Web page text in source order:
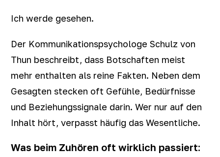
Ich werde gesehen.
Der Kommunikationspsychologe Schulz von
Thun beschreibt, dass Botschaften meist
mehr enthalten als reine Fakten. Neben dem
Gesagten stecken oft Gefühle, Bedürfnisse
und Beziehungssignale darin. Wer nur auf den
Inhalt hört, verpasst häufig das Wesentliche.
Was beim Zuhören oft wirklich passiert: